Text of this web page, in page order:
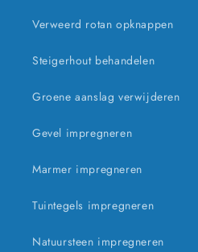
Verweerd rotan opknappen
Steigerhout behandelen
Groene aanslag verwijderen
Gevel impregneren
Marmer impregneren
Tuintegels impregneren
Natuursteen impregneren